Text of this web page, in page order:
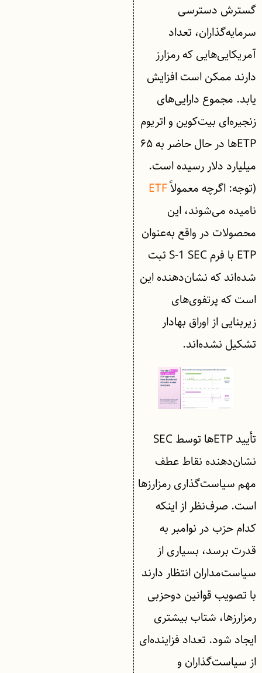
گسترش دسترسی
سرمایه‌گذاران، تعداد
آمریکایی‌هایی که رمزارز
دارند ممکن است افزایش
یابد. مجموع دارایی‌های
زنجیره‌ای بیت‌کوین و اتریوم
ETPها در حال حاضر به ۶۵
میلیارد دلار رسیده است.
(توجه: اگرچه معمولاًETF
نامیده می‌شوند، این
محصولات در واقع به‌عنوان
ETP با فرم S-1 SEC ثبت
شده‌اند که نشان‌دهنده این
است که پرتفوی‌های
زیربنایی از اوراق بهادار
تشکیل نشده‌اند.
تأیید ETPها توسط SEC
نشان‌دهنده نقاط عطف
مهم سیاست‌گذاری رمزارزها
است. صرف‌نظر از اینکه
کدام حزب در نوامبر به
قدرت برسد، بسیاری از
سیاست‌مداران انتظار دارند
با تصویب قوانین دوحزبی
رمزارزها، شتاب بیشتری
ایجاد شود. تعداد فزاینده‌ای
از سیاست‌گذاران و